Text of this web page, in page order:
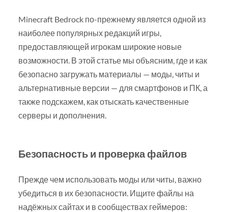
Minecraft Bedrock по-прежнему является одной из
наиболее популярных редакций игры,
предоставляющей игрокам широкие новые
возможности. В этой статье мы объясним, где и как
безопасно загружать материалы — моды, читы и
альтернативные версии — для смартфонов и ПК, а
также подскажем, как отыскать качественные
серверы и дополнения.
Безопасность и проверка файлов
Прежде чем использовать моды или читы, важно
убедиться в их безопасности. Ищите файлы на
надёжных сайтах и в сообществах геймеров: